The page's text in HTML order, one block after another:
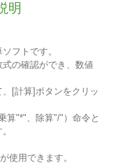
明
フトです。
の確認ができ、数値
[計算]ボタンをクリッ
算"*"、除算"/"）命令と
使用できます。